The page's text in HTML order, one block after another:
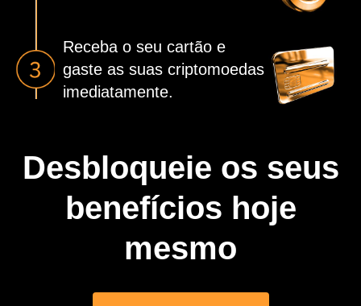
Receba o seu cartão e
gaste as suas criptomoedas
imediatamente.
Desbloqueie os seus
benefícios hoje
mesmo